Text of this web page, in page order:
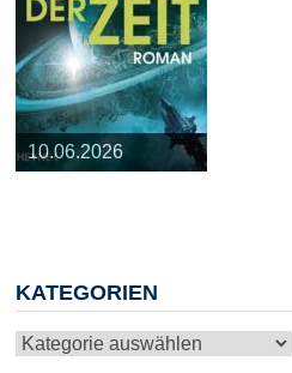
25.03.2026
09.04.2026
20.05.2026
10.06.2026
13.08.2026
KATEGORIEN
Kategorien